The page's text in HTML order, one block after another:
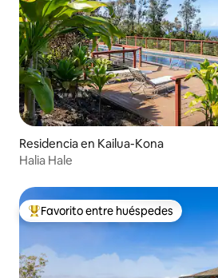
Residencia en Kailua-Kona
Halia Hale
De los mejores en Favorito entre
Favorito entre huéspedes